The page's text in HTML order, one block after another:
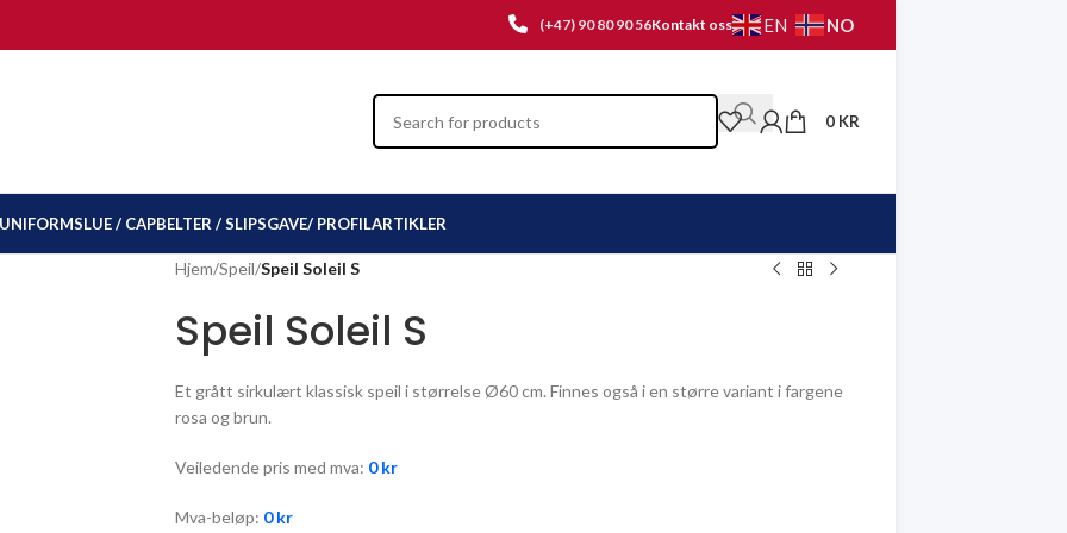
(+47) 90 80 90 56Kontakt oss EN NO
0 KR
UNIFORMSLUE / CAPBELTER / SLIPSGAVE/ PROFILARTIKLER
Hjem/Speil/Speil Soleil S
Speil Soleil S
Et grått sirkulært klassisk speil i størrelse Ø60 cm. Finnes også i en større variant i fargene
rosa og brun.
Veiledende pris med mva: 0kr
Mva-beløp: 0kr